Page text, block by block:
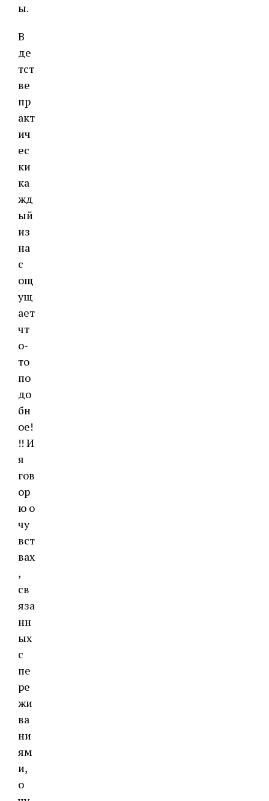
ы.
В
де
тст
ве
пр
акт
ич
ес
ки
ка
жд
ый
из
на
с
ощ
ущ
ает
чт
о-
то
по
до
бн
ое!
!! И
я
гов
ор
ю о
чу
вст
вах
,
св
яза
нн
ых
с
пе
ре
жи
ва
ни
ям
и,
о